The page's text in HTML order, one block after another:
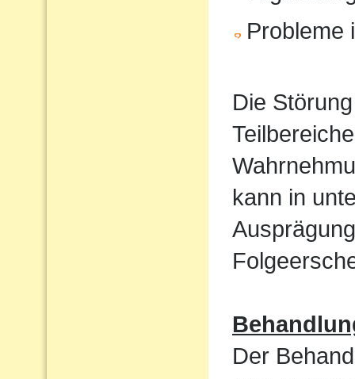
Probleme
Die
kann in
Der